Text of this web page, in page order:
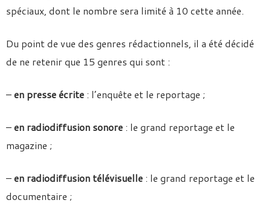
spéciaux, dont le nombre sera limité à 10 cette année.
Du point de vue des genres rédactionnels, il a été décidé
de ne retenir que 15 genres qui sont :
–en presse écrite : l’enquête et le reportage ;
–en radiodiffusion sonore : le grand reportage et le
magazine ;
–en radiodiffusion télévisuelle : le grand reportage et le
documentaire ;